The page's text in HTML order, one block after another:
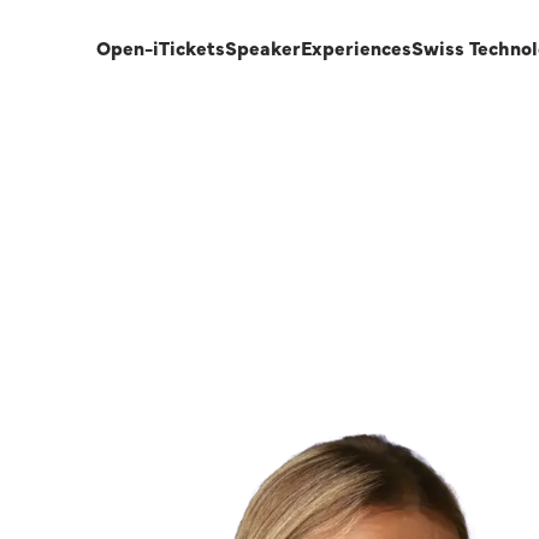
Open-iTicketsSpeakerExperiencesSwiss